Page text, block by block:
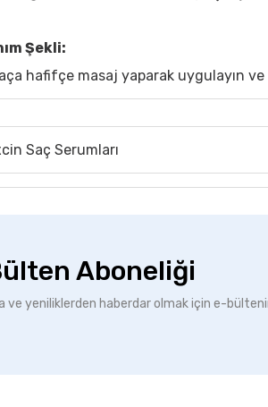
Şekli:
hafifçe masaj yaparak uygulayın
Saç Serumları
Aboneliği
ve yeniliklerden haberdar olmak için e-